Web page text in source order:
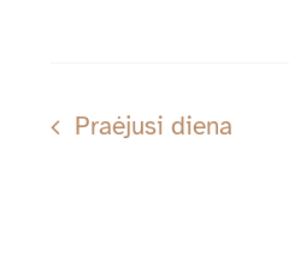
Praėjusi diena